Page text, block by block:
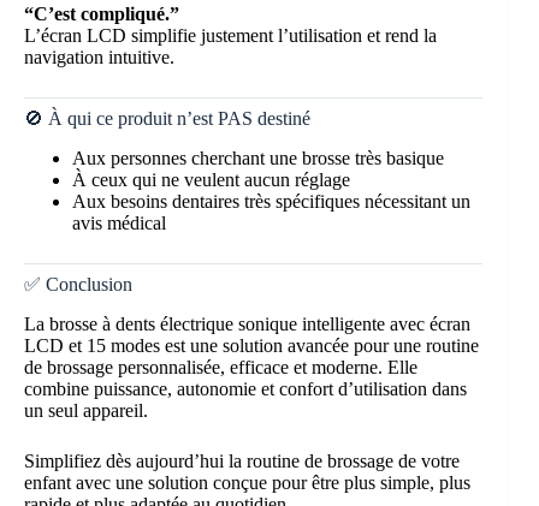
“C’est compliqué.”
L’écran LCD simplifie justement l’utilisation et rend la
navigation intuitive.
🚫 À qui ce produit n’est PAS destiné
Aux personnes cherchant une brosse très basique
À ceux qui ne veulent aucun réglage
Aux besoins dentaires très spécifiques nécessitant un
avis médical
✅ Conclusion
La brosse à dents électrique sonique intelligente avec écran
LCD et 15 modes est une solution avancée pour une routine
de brossage personnalisée, efficace et moderne. Elle
combine puissance, autonomie et confort d’utilisation dans
un seul appareil.
Simplifiez dès aujourd’hui la routine de brossage de votre
enfant avec une solution conçue pour être plus simple, plus